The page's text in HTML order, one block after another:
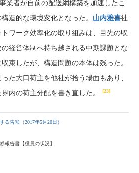
業者が自前の配送網構築を加速したこ
造的な環境変化となった。 山内雅喜社
ワーク効率化の取り組みは、目先の収
経営体制へ持ち越される中期課題とな
束したが、構造問題の本体は残った。
た大口荷主を他社が拾う場面もあり、
内の荷主分配を書き直した。
[23]
る告知（2017年5月20日）
報告書【役員の状況】